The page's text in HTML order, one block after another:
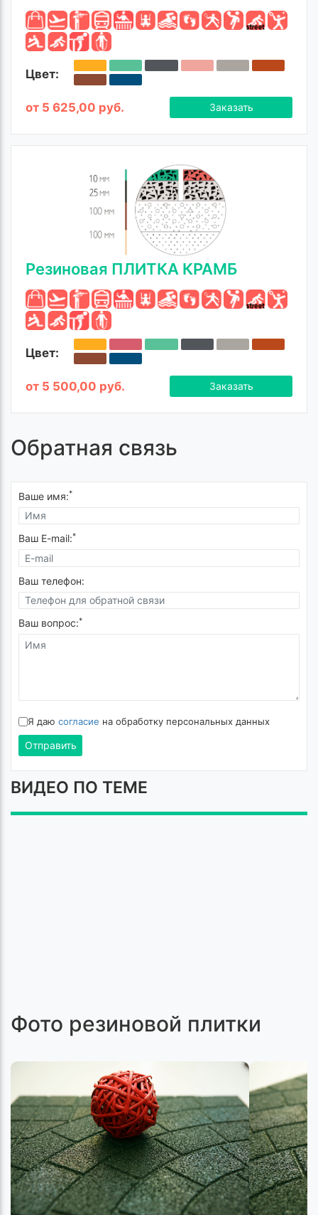
Цвет:
от 5 625,00 руб. Заказать
Резиновая ПЛИТКА КРАМБ
Цвет:
от 5 500,00 руб. Заказать
Обратная связь
Ваше имя:*
Ваш E-mail:*
Ваш телефон:
Ваш вопрос:*
Я даю согласие на обработку персональных данных
Отправить
ВИДЕО ПО ТЕМЕ
Фото резиновой плитки